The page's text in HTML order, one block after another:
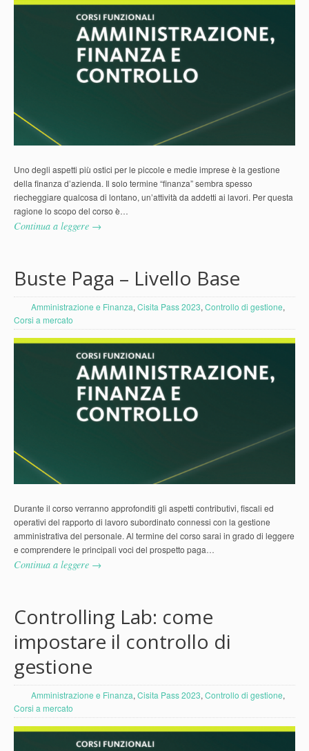
Uno degli aspetti più ostici per le piccole e medie imprese è la gestione
della finanza d’azienda. Il solo termine “finanza” sembra spesso
riecheggiare qualcosa di lontano, un’attività da addetti ai lavori. Per questa
ragione lo scopo del corso è…
Continua a leggere →
Buste Paga – Livello Base
Amministrazione e Finanza, Cisita Pass 2023, Controllo di gestione,
Corsi a mercato
Durante il corso verranno approfonditi gli aspetti contributivi, fiscali ed
operativi del rapporto di lavoro subordinato connessi con la gestione
amministrativa del personale. Al termine del corso sarai in grado di leggere
e comprendere le principali voci del prospetto paga…
Continua a leggere →
Controlling Lab: come
impostare il controllo di
gestione
Amministrazione e Finanza, Cisita Pass 2023, Controllo di gestione,
Corsi a mercato